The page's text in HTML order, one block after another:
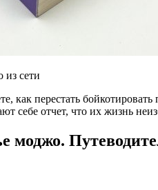
сети
как перестать
себе отчет, что их жизнь
моджо.